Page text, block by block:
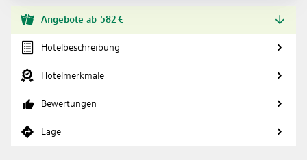
Angebote ab 582 €
Hotelbeschreibung
Hotelmerkmale
Bewertungen
Lage